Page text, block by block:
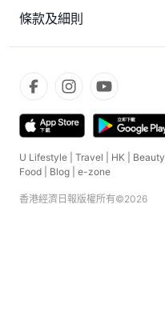
條款及細則
U Lifestyle Travel HK Beauty
Food
Blog e-zone
香港經濟日報版權所有©2026